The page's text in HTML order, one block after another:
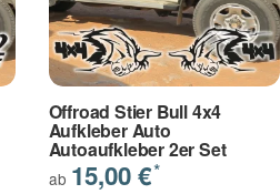
Offroad Stier Bull 4x4
Aufkleber Auto
Autoaufkleber 2er Set
ab 15,00 €*